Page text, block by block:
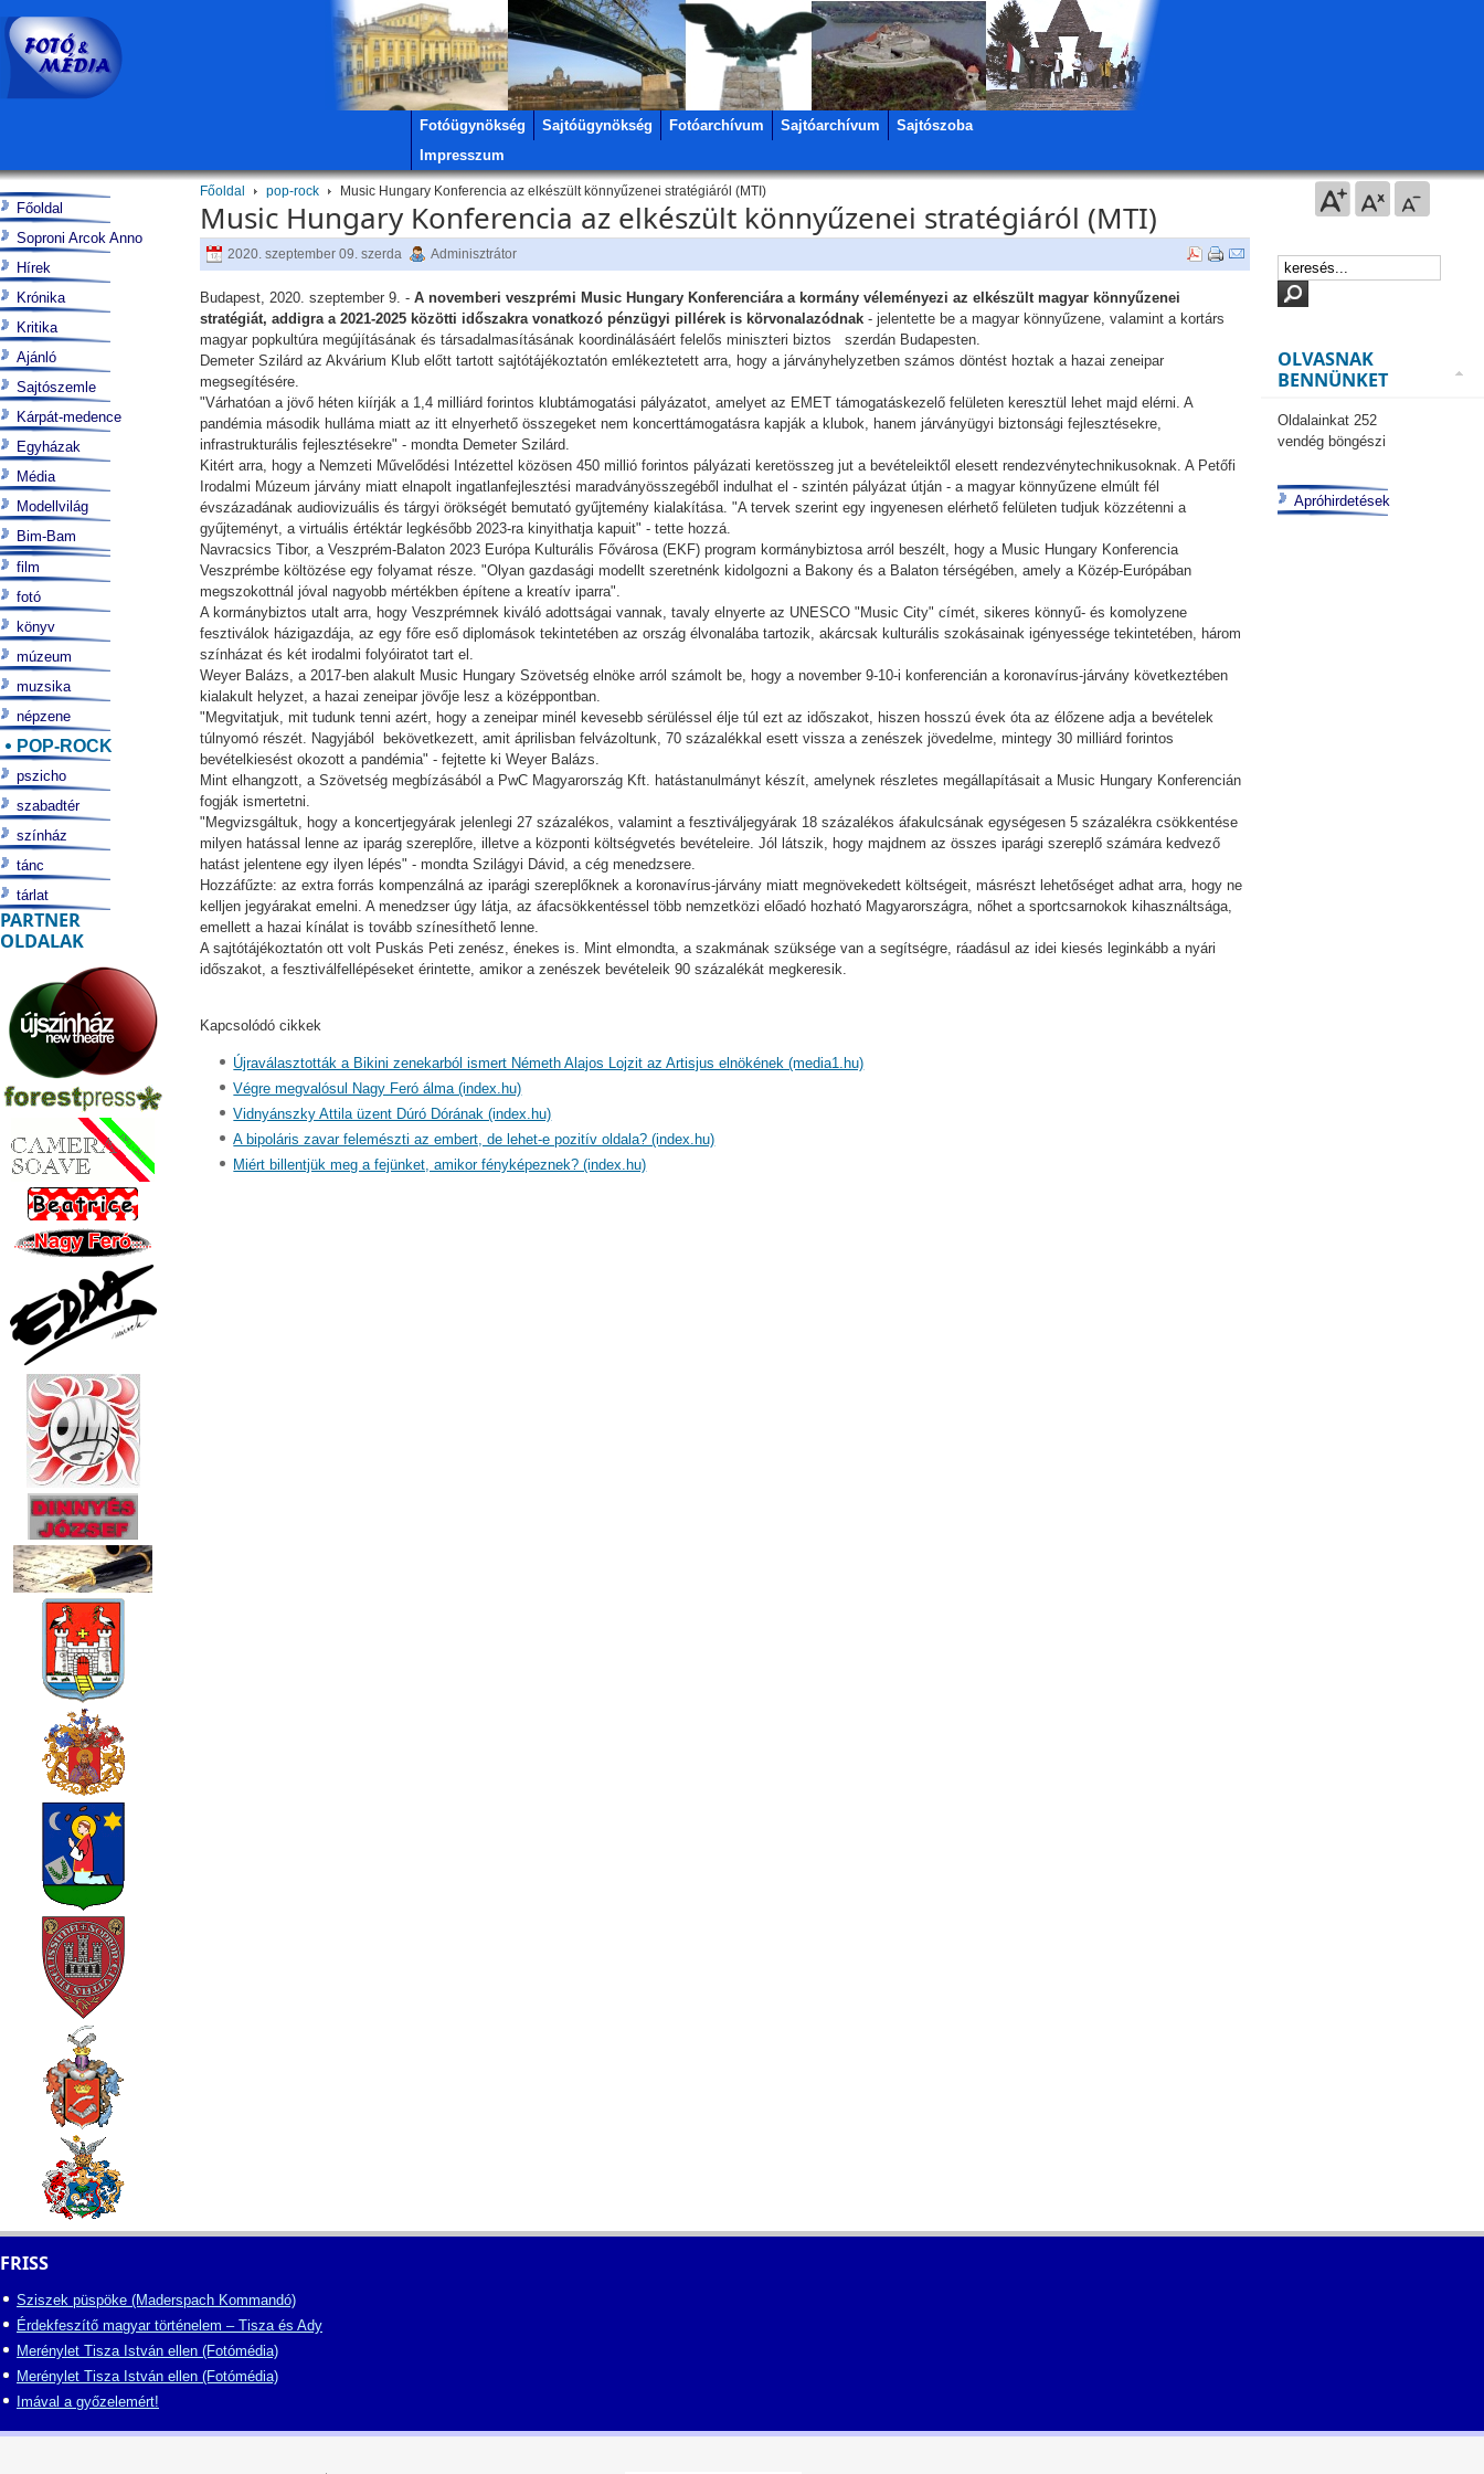
Fotóügynökség Sajtóügynökség Fotóarchívum Sajtóarchívum
Sajtószoba
Impresszum
Főoldal pop-rock Music Hungary Konferencia az elkészült könnyűzenei stratégiáról (MTI)
Music Hungary Konferencia az elkészült könnyűzenei stratégiáról (MTI)
2020. szeptember 09. szerda Adminisztrátor
Budapest, 2020. szeptember 9. -A novemberi veszprémi Music Hungary Konferenciára a kormány véleményezi az elkészült magyar könnyűzenei
stratégiát, addigra a 2021-2025 közötti időszakra vonatkozó pénzügyi pillérek is körvonalazódnak- jelentette be a magyar könnyűzene, valamint a kortárs
magyar popkultúra megújításának és társadalmasításának koordinálásáért felelős miniszteri biztos szerdán Budapesten.
Demeter Szilárd az Akvárium Klub előtt tartott sajtótájékoztatón emlékeztetett arra, hogy a járványhelyzetben számos döntést hoztak a hazai zeneipar
megsegítésére.
"Várhatóan a jövő héten kiírják a 1,4 milliárd forintos klubtámogatási pályázatot, amelyet az EMET támogatáskezelő felületen keresztül lehet majd elérni. A
pandémia második hulláma miatt az itt elnyerhető összegeket nem koncerttámogatásra kapják a klubok, hanem járványügyi biztonsági fejlesztésekre,
infrastrukturális fejlesztésekre" - mondta Demeter Szilárd.
Kitért arra, hogy a Nemzeti Művelődési Intézettel közösen 450 millió forintos pályázati keretösszeg jut a bevételeiktől elesett rendezvénytechnikusoknak. A Petőfi
Irodalmi Múzeum járvány miatt elnapolt ingatlanfejlesztési maradványösszegéből indulhat el - szintén pályázat útján - a magyar könnyűzene elmúlt fél
évszázadának audiovizuális és tárgyi örökségét bemutató gyűjtemény kialakítása. "A tervek szerint egy ingyenesen elérhető felületen tudjuk közzétenni a
gyűjteményt, a virtuális értéktár legkésőbb 2023-ra kinyithatja kapuit" - tette hozzá.
Navracsics Tibor, a Veszprém-Balaton 2023 Európa Kulturális Fővárosa (EKF) program kormánybiztosa arról beszélt, hogy a Music Hungary Konferencia
Veszprémbe költözése egy folyamat része. "Olyan gazdasági modellt szeretnénk kidolgozni a Bakony és a Balaton térségében, amely a Közép-Európában
megszokottnál jóval nagyobb mértékben építene a kreatív iparra".
A kormánybiztos utalt arra, hogy Veszprémnek kiváló adottságai vannak, tavaly elnyerte az UNESCO "Music City" címét, sikeres könnyű- és komolyzene
fesztiválok házigazdája, az egy főre eső diplomások tekintetében az ország élvonalába tartozik, akárcsak kulturális szokásainak igényessége tekintetében, három
színházat és két irodalmi folyóiratot tart el.
Weyer Balázs, a 2017-ben alakult Music Hungary Szövetség elnöke arról számolt be, hogy a november 9-10-i konferencián a koronavírus-járvány következtében
kialakult helyzet, a hazai zeneipar jövője lesz a középpontban.
"Megvitatjuk, mit tudunk tenni azért, hogy a zeneipar minél kevesebb sérüléssel élje túl ezt az időszakot, hiszen hosszú évek óta az élőzene adja a bevételek
túlnyomó részét. Nagyjából bekövetkezett, amit áprilisban felvázoltunk, 70 százalékkal esett vissza a zenészek jövedelme, mintegy 30 milliárd forintos
bevételkiesést okozott a pandémia" - fejtette ki Weyer Balázs.
Mint elhangzott, a Szövetség megbízásából a PwC Magyarország Kft. hatástanulmányt készít, amelynek részletes megállapításait a Music Hungary Konferencián
fogják ismertetni.
"Megvizsgáltuk, hogy a koncertjegyárak jelenlegi 27 százalékos, valamint a fesztiváljegyárak 18 százalékos áfakulcsának egységesen 5 százalékra csökkentése
milyen hatással lenne az iparág szereplőre, illetve a központi költségvetés bevételeire. Jól látszik, hogy majdnem az összes iparági szereplő számára kedvező
hatást jelentene egy ilyen lépés" - mondta Szilágyi Dávid, a cég menedzsere.
Hozzáfűzte: az extra forrás kompenzálná az iparági szereplőknek a koronavírus-járvány miatt megnövekedett költségeit, másrészt lehetőséget adhat arra, hogy ne
kelljen jegyárakat emelni. A menedzser úgy látja, az áfacsökkentéssel több nemzetközi előadó hozható Magyarországra, nőhet a sportcsarnokok kihasználtsága,
emellett a hazai kínálat is tovább színesíthető lenne.
A sajtótájékoztatón ott volt Puskás Peti zenész, énekes is. Mint elmondta, a szakmának szüksége van a segítségre, ráadásul az idei kiesés leginkább a nyári
időszakot, a fesztiválfellépéseket érintette, amikor a zenészek bevételeik 90 százalékát megkeresik.
Kapcsolódó cikkek
Újraválasztották a Bikini zenekarból ismert Németh Alajos Lojzit az Artisjus elnökének (media1.hu)
Végre megvalósul Nagy Feró álma (index.hu)
Vidnyánszky Attila üzent Dúró Dórának (index.hu)
A bipoláris zavar felemészti az embert, de lehet-e pozitív oldala? (index.hu)
Miért billentjük meg a fejünket, amikor fényképeznek? (index.hu)
Főoldal
Soproni Arcok Anno
Hírek
Krónika
Kritika
Ajánló
Sajtószemle
Kárpát-medence
Egyházak
Média
Modellvilág
Bim-Bam
film
fotó
könyv
múzeum
muzsika
népzene
POP-ROCK
pszicho
szabadtér
színház
tánc
tárlat
PARTNER
OLDALAK
OLVASNAK
BENNÜNKET
Oldalainkat 252
vendég böngészi
Apróhirdetések
FRISS
Sziszek püspöke (Maderspach Kommandó)
Érdekfeszítő magyar történelem – Tisza és Ady
Merénylet Tisza István ellen (Fotómédia)
Merénylet Tisza István ellen (Fotómédia)
Imával a győzelemért!